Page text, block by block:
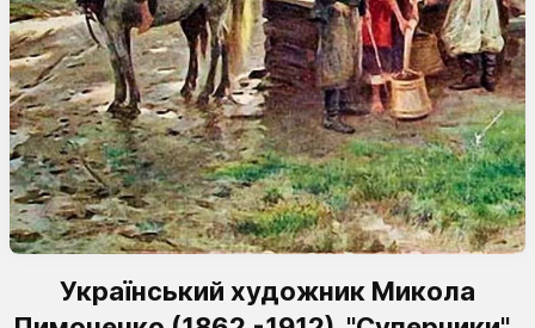
Український художник Микола